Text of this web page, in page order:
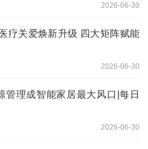
2026-06-30
疗关爱焕新升级 四大矩阵赋能
2026-06-30
管理成智能家居最大风口|每日
2026-06-30